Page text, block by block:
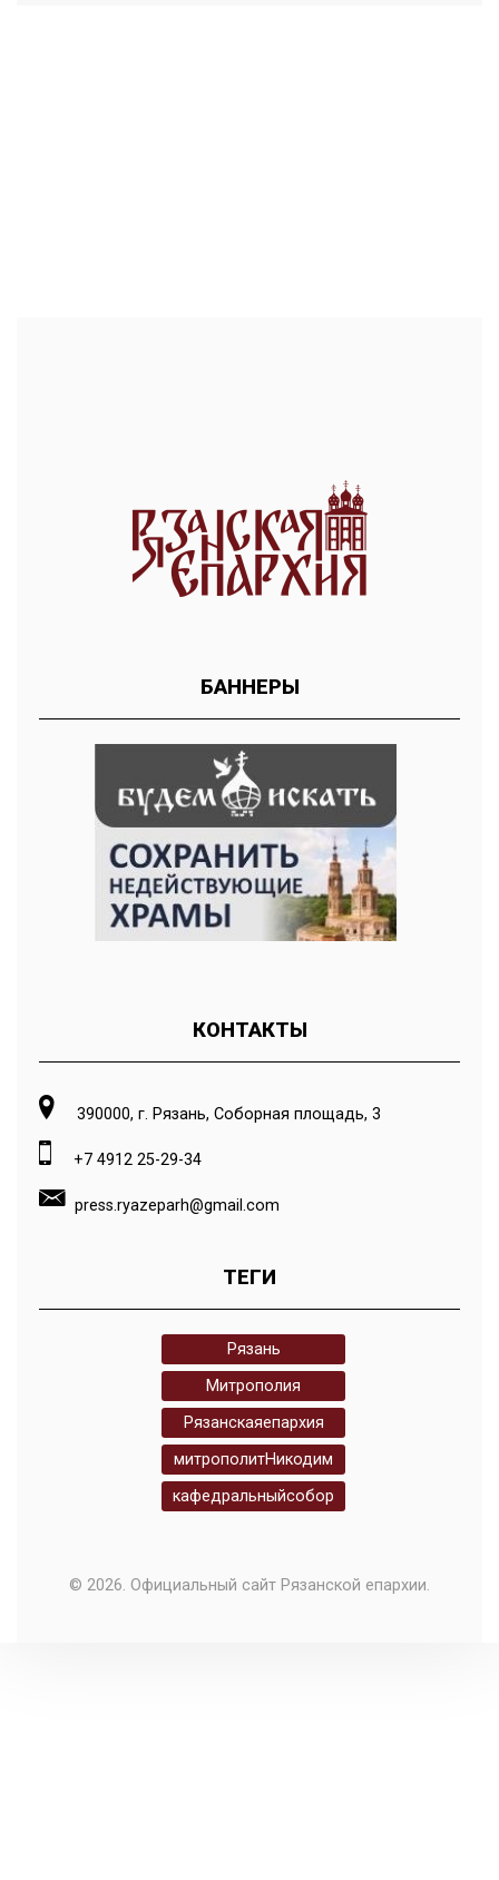
БАННЕРЫ
КОНТАКТЫ
390000, г. Рязань, Соборная площадь, 3
+7 4912 25-29-34
press.ryazeparh@gmail.com
ТЕГИ
Рязань
Митрополия
Рязанскаяепархия
митрополитНикодим
кафедральныйсобор
© 2026. Официальный сайт Рязанской епархии.